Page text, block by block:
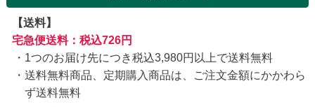
【送料】
宅急便送料：税込726円
1つのお届け先につき税込3,980円以上で送料無料
送料無料商品、定期購入商品は、ご注文金額にかかわら
ず送料無料